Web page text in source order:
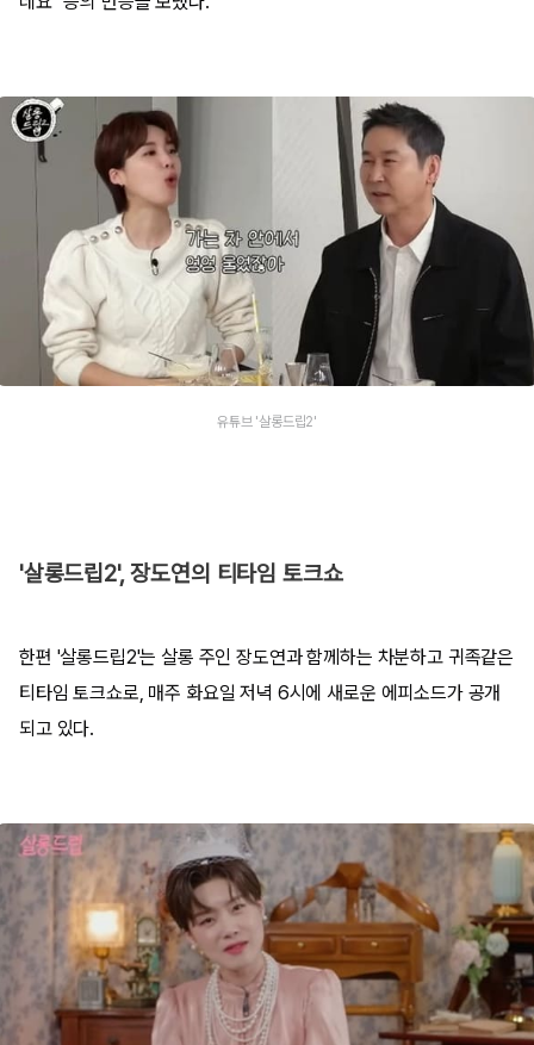
유튜브 '살롱드립2'
'살롱드립2', 장도연의 티타임 토크쇼
한편 '살롱드립2'는 살롱 주인 장도연과 함께하는 차분하고 귀족같은
티타임 토크쇼로, 매주 화요일 저녁 6시에 새로운 에피소드가 공개
되고 있다.